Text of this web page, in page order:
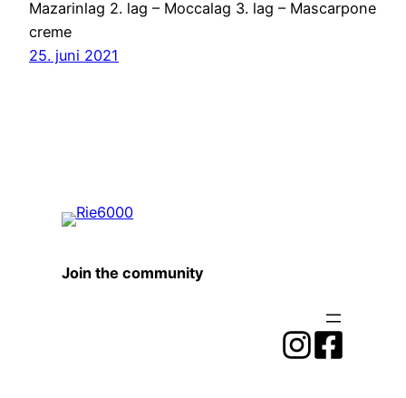
Mazarinlag 2. lag – Moccalag 3. lag – Mascarpone
creme
25. juni 2021
Join the community